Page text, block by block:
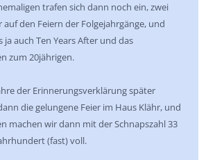
trafen sich dann noch ein, zwei
auf den Feiern der Folgejahrgänge, und
ja auch Ten Years After und das
zum 20jährigen.
der Erinnerungsverklärung später
die gelungene Feier im Haus Klähr, und
machen wir dann mit der Schnapszahl 33
(fast) voll.